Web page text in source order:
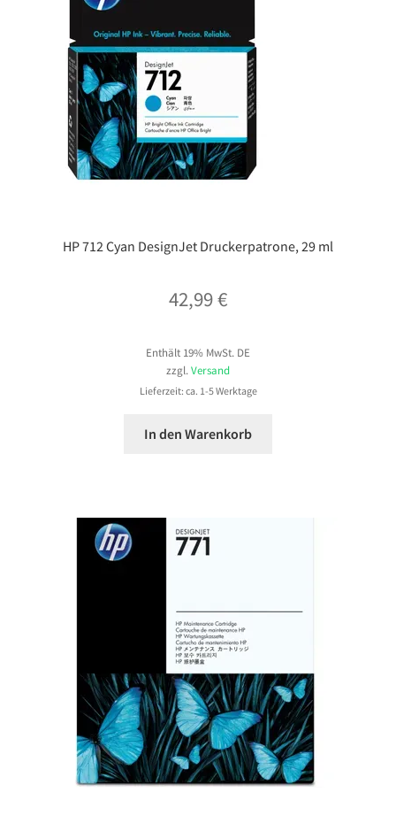
HP 712 Cyan DesignJet Druckerpatrone, 29 ml
42,99€
Enthält 19% MwSt. DE
zzgl.Versand
Lieferzeit: ca. 1-5 Werktage
In den Warenkorb